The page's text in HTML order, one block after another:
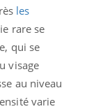
les
rare se
qui se
visage
au niveau
varie